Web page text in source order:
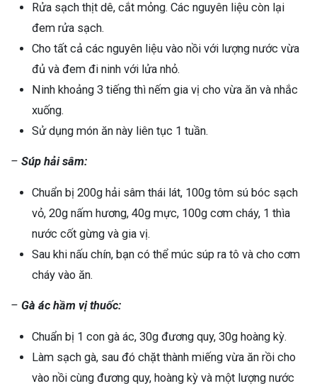
Rửa sạch thịt dê, cắt mỏng. Các nguyên liệu còn lại
đem rửa sạch.
Cho tất cả các nguyên liệu vào nồi với lượng nước vừa
đủ và đem đi ninh với lửa nhỏ.
Ninh khoảng 3 tiếng thì nếm gia vị cho vừa ăn và nhắc
xuống.
Sử dụng món ăn này liên tục 1 tuần.
– Súp hải sâm:
Chuẩn bị 200g hải sâm thái lát, 100g tôm sú bóc sạch
vỏ, 20g nấm hương, 40g mực, 100g cơm cháy, 1 thìa
nước cốt gừng và gia vị.
Sau khi nấu chín, bạn có thể múc súp ra tô và cho cơm
cháy vào ăn.
– Gà ác hầm vị thuốc:
Chuẩn bị 1 con gà ác, 30g đương quy, 30g hoàng kỳ.
Làm sạch gà, sau đó chặt thành miếng vừa ăn rồi cho
vào nồi cùng đương quy, hoàng kỳ và một lượng nước